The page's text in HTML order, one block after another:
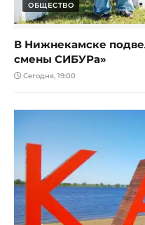
ОБЩЕСТВО
В Нижнекамске
смены СИБУРа»
Сегодня, 19:00